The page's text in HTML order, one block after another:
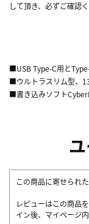
して頂き、必ずご確認く
■USB Type-C用と
■ウルトラスリム型、
■書き込みソフト
この商品に寄せられ
レビューはこの商品
イン後、マイページ内